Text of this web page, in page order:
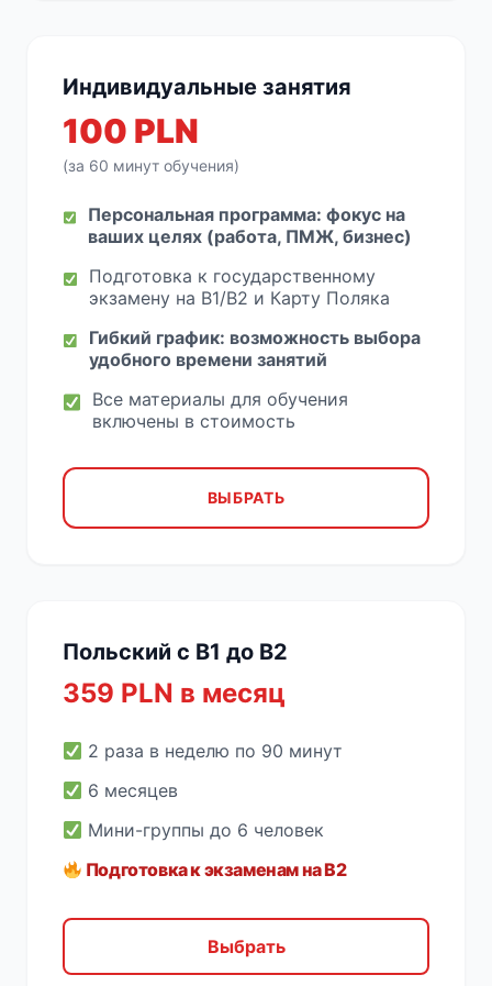
Индивидуальные занятия
100 PLN
(за 60 минут обучения)
Персональная программа: фокус на
ваших целях (работа, ПМЖ, бизнес)
Подготовка к государственному
экзамену на B1/B2 и Карту Поляка
Гибкий график: возможность выбора
удобного времени занятий
Все материалы для обучения
включены в стоимость
ВЫБРАТЬ
Польский с B1 до B2
359 PLN в месяц
2 раза в неделю по 90 минут
6 месяцев
Мини-группы до 6 человек
Подготовка к экзаменам на B2
Выбрать